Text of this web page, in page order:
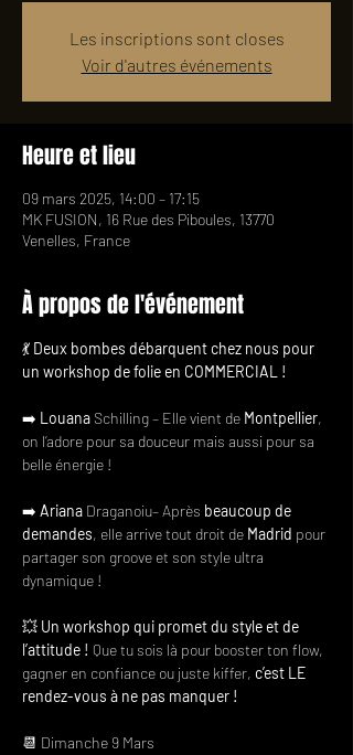
Les inscriptions sont closes
Voir d'autres événements
Heure et lieu
09 mars 2025, 14:00 – 17:15
MK FUSION, 16 Rue des Piboules, 13770
Venelles, France
À propos de l'événement
💃 Deux bombes débarquent chez nous pour
un workshop de folie en COMMERCIAL !
➡️ Louana Schilling – Elle vient de Montpellier,
on l’adore pour sa douceur mais aussi pour sa
belle énergie !
➡️ Ariana Draganoiu– Après beaucoup de
demandes, elle arrive tout droit de Madrid pour
partager son groove et son style ultra
dynamique !
💥 Un workshop qui promet du style et de
l’attitude ! Que tu sois là pour booster ton flow,
gagner en confiance ou juste kiffer, c’est LE
rendez-vous à ne pas manquer !
📆 Dimanche 9 Mars